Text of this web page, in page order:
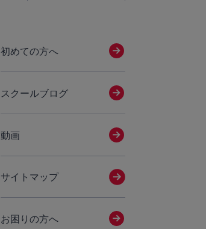
初めての方へ
スクールブログ
動画
サイトマップ
お困りの方へ